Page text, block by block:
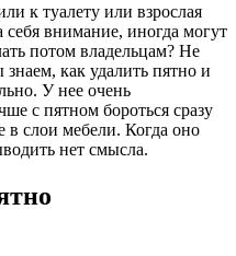
к туалету или взрослая
себя внимание, иногда могут
потом владельцам? Не
как удалить пятно и
У нее очень
с пятном бороться сразу
в слои мебели. Когда оно
нет смысла.